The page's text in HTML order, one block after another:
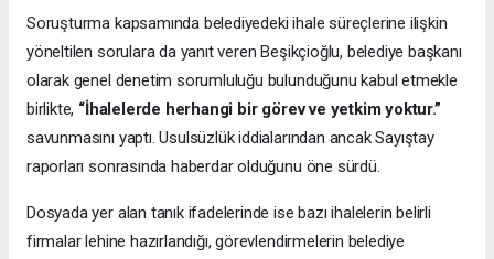
Soruşturma kapsamında belediyedeki ihale süreçlerine ilişkin
yöneltilen sorulara da yanıt veren Beşikçioğlu, belediye başkanı
olarak genel denetim sorumluluğu bulunduğunu kabul etmekle
birlikte, “İhalelerde herhangi bir görev ve yetkim yoktur.”
savunmasını yaptı. Usulsüzlük iddialarından ancak Sayıştay
raporları sonrasında haberdar olduğunu öne sürdü.
Dosyada yer alan tanık ifadelerinde ise bazı ihalelerin belirli
firmalar lehine hazırlandığı, görevlendirmelerin belediye